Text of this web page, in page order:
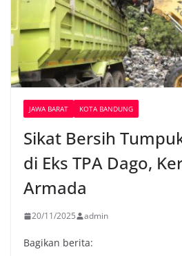
JAWA BARAT KOTA BANDUNG
Sikat Bersih
di Eks TPA Dago,
Armada
20/11/2025 admin
Bagikan berita: